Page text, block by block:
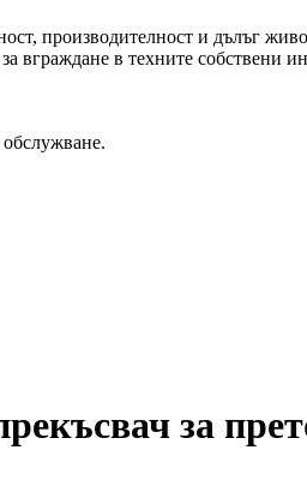
производителност и дълъг
в техните собствени
за